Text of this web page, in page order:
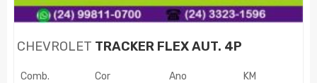
CHEVROLET TRACKER FLEX AUT. 4P
Comb. Cor Ano KM